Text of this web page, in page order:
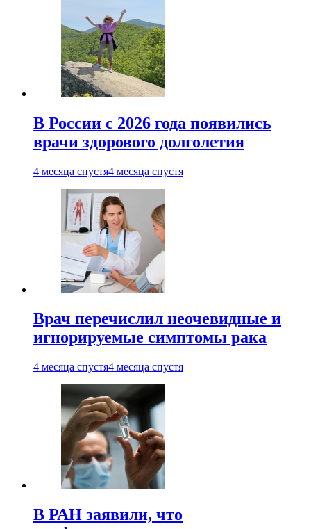
В России с 2026 года появились
врачи здорового долголетия
4 месяца спустя4 месяца спустя
Врач перечислил неочевидные и
игнорируемые симптомы рака
4 месяца спустя4 месяца спустя
В РАН заявили, что